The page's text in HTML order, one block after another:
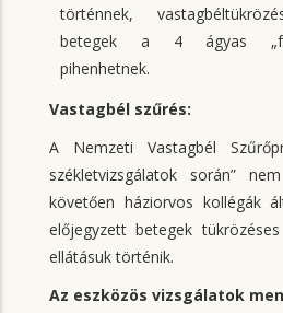
történnek,
betegek a 4 ágyas
pihenhetnek.
Vastagbél szűrés:
A Nemzeti Vastagbél
székletvizsgálatok során”
követően háziorvos kollégák
előjegyzett betegek
ellátásuk történik.
Az eszközös vizsgálatok